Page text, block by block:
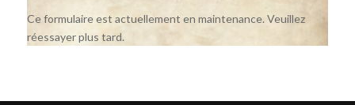
Ce formulaire est actuellement en maintenance. Veuillez
réessayer plus tard.